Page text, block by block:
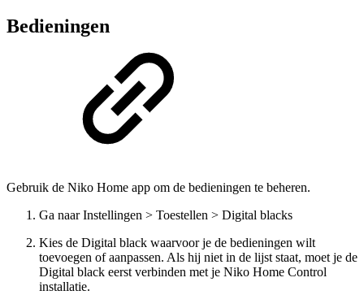
Bedieningen
Gebruik de Niko Home app om de bedieningen te beheren.
Ga naar Instellingen > Toestellen > Digital blacks
Kies de Digital black waarvoor je de bedieningen wilt
toevoegen of aanpassen. Als hij niet in de lijst staat, moet je de
Digital black eerst verbinden met je Niko Home Control
installatie.